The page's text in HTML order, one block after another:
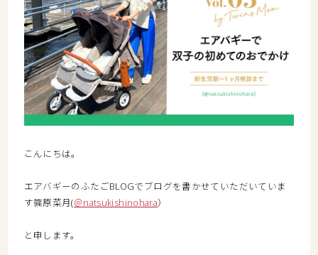
こんにちは。
エアバギーのふたごBLOGでブログを書かせていただいていま
す篠原菜月(＠natsukishinohara）
と申します。